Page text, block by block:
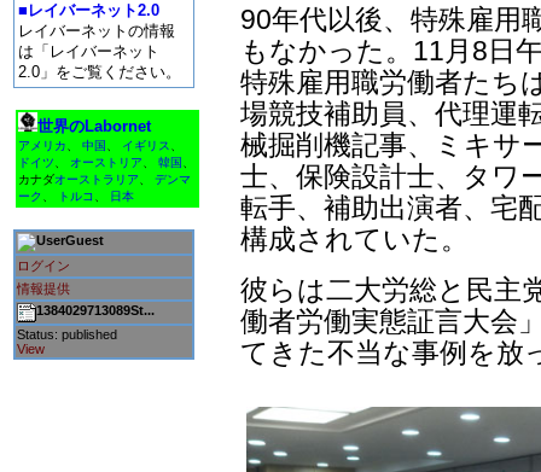
■レイバーネット2.0
レイバーネットの情報
は「レイバーネット
2.0」をご覧ください。
世界のLabornet
アメリカ 中国 イギリス
ドイツ
オーストリア 韓国
カナダオーストラリア
デンマ
ーク
トルコ 日本
Guest
ログイン
情報提供
1384029713089St...
Status: published
View
90年代以後、特殊雇用
もなかった。11月8日
特殊雇用職労働者たち
場競技補助員、代理運
械掘削機記事、ミキサ
士、保険設計士、タワ
転手、補助出演者、宅
構成されていた。
彼らは二大労総と民主
働者労働実態証言大会
てきた不当な事例を放